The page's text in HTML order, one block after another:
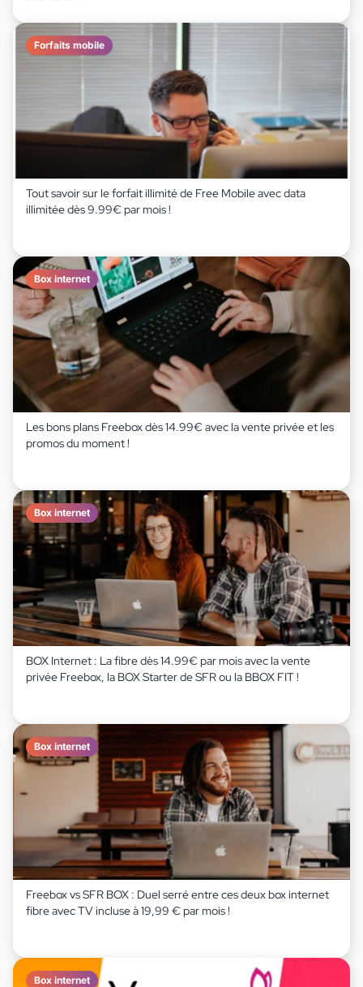
Forfaits mobile
Tout savoir sur le forfait illimité de Free Mobile avec data
illimitée dès 9.99€ par mois !
Box internet
Les bons plans Freebox dès 14.99€ avec la vente privée et les
promos du moment !
Box internet
BOX Internet : La fibre dès 14.99€ par mois avec la vente
privée Freebox, la BOX Starter de SFR ou la BBOX FIT !
Box internet
Freebox vs SFR BOX : Duel serré entre ces deux box internet
fibre avec TV incluse à 19,99 € par mois !
Box internet